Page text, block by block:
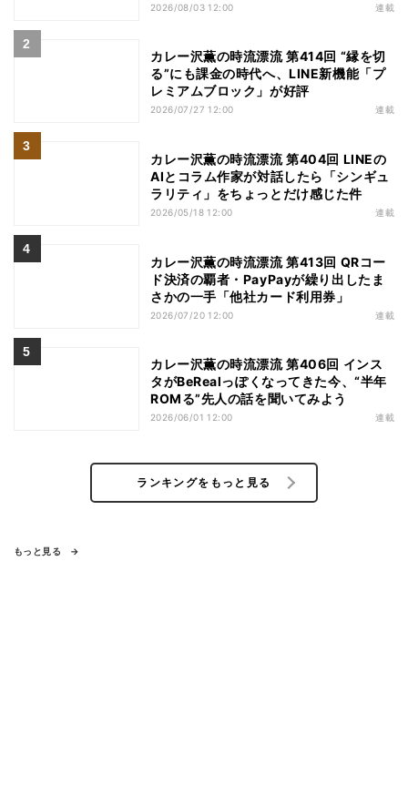
2026/08/03 12:00 連載
カレー沢薫の時流漂流 第414回 “縁を切
る”にも課金の時代へ、LINE新機能「プ
レミアムブロック」が好評
2026/07/27 12:00 連載
カレー沢薫の時流漂流 第404回 LINEの
AIとコラム作家が対話したら「シンギュ
ラリティ」をちょっとだけ感じた件
2026/05/18 12:00 連載
カレー沢薫の時流漂流 第413回 QRコー
ド決済の覇者・PayPayが繰り出したま
さかの一手「他社カード利用券」
2026/07/20 12:00 連載
カレー沢薫の時流漂流 第406回 インス
タがBeRealっぽくなってきた今、“半年
ROMる”先人の話を聞いてみよう
2026/06/01 12:00 連載
ランキングをもっと見る
もっと見る